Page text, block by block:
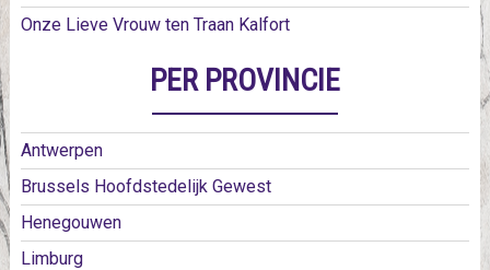
Onze Lieve Vrouw ten Traan Kalfort
PER PROVINCIE
Antwerpen
Brussels Hoofdstedelijk Gewest
Henegouwen
Limburg